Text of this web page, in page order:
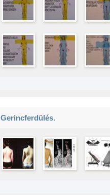
Gerincferdülés.